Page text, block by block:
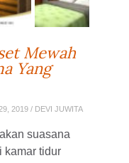
Mewah
Yang
2019 / DEVI JUWITA
suasana
kamar tidur